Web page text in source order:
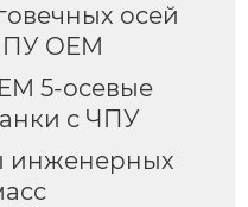
осей
OEM
5-осевые
с ЧПУ
инженерных